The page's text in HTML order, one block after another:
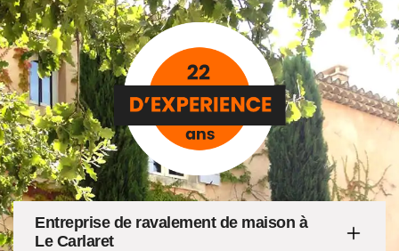
Entreprise de ravalement de maison à
Le Carlaret